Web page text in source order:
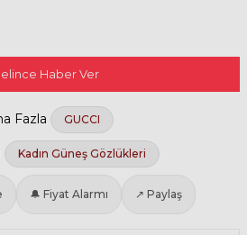
Haber Ver
Fazla GUCCI
Kadın Güneş Gözlükleri
🔔 Fiyat Alarmı ↗ Paylaş